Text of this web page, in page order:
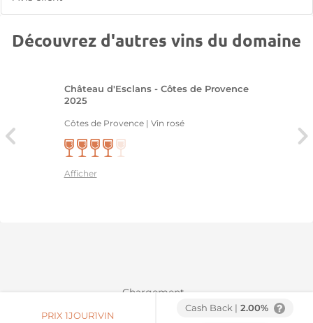
PRIX 1JOUR1VIN
Cash Back | 2.00%
Découvrez d'autres vins du domaine
Château d'Esclans - Côtes de Provence
2025
Côtes de Provence | Vin rosé
Afficher
Chargement...